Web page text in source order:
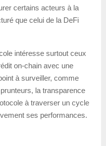
certains acteurs à la
que celui de la DeFi
intéresse surtout ceux
on-chain avec une
à surveiller, comme
la transparence
à traverser un cycle
ses performances.